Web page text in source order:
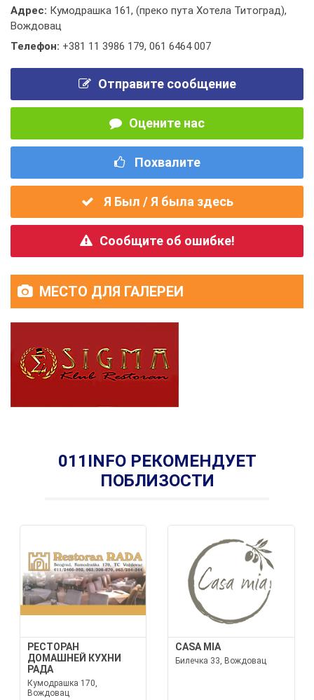
Адрес: Кумодрашка 161, (преко пута Хотела Титоград),
Вождовац
Телефон: +381 11 3986 179, 061 6464 007
Отправите сообщение
Оцените нас
Похвалите
Я Был / Я была здесь
Сообщите об ошибке!
МЕСТО ДЛЯ ГАЛЕРЕИ
011INFO РЕКОМЕНДУЕТ
ПОБЛИЗОСТИ
РЕСТОРАН
ДОМАШНЕЙ КУХНИ
РАДА
Кумодрашка 170,
Вождовац
CASA MIA
Билечка 33, Вождовац